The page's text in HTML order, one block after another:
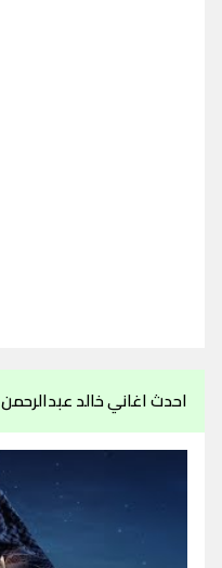
احدث اغاني خالد عبدالرحمن